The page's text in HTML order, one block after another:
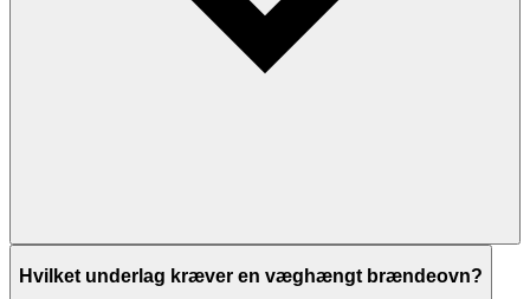
Hvilket underlag kræver en væghængt brændeovn?